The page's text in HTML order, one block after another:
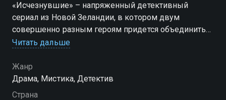
«Исчезнувшие» – напряженный детективный
сериал из Новой Зеландии, в котором двум
совершенно разным героям придется объединиться
ради спасения мирных жителей.
Посмотреть онлайн 2 сезон сериала Исчезнувшие
вы можете совершенно бесплатно в хорошем HD
качестве на Смотрёшке
Читать дальше
Жанр
Драма, Мистика, Детектив
Страна